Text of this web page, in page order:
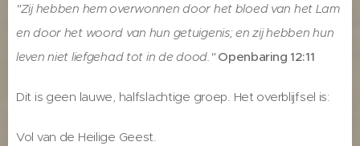
"Zij hebben hem overwonnen door het bloed van het Lam
en door het woord van hun getuigenis; en zij hebben hun
leven niet liefgehad tot in de dood." Openbaring 12:11
Dit is geen lauwe, halfslachtige groep. Het overblijfsel is:
Vol van de Heilige Geest.